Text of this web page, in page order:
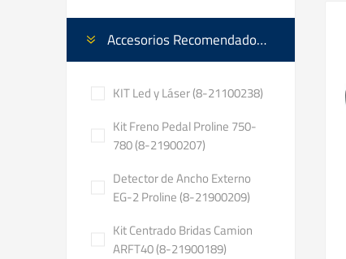
Accesorios Recomendados ✓
KIT Led y Láser (8-21100238)
Kit Freno Pedal Proline 750-
780 (8-21900207)
Detector de Ancho Externo
EG-2 Proline (8-21900209)
Kit Centrado Bridas Camion
ARFT40 (8-21900189)